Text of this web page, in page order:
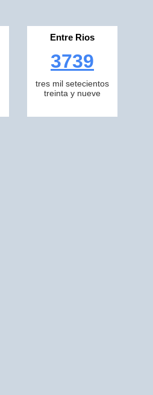
Entre Rios
3739
tres mil setecientos
treinta y nueve